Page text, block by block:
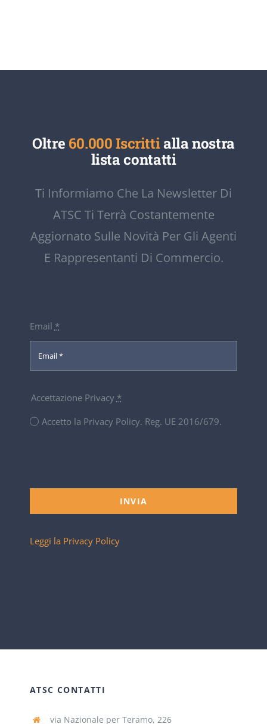
Oltre 60.000 Iscrittialla nostra
lista contatti
Ti Informiamo Che La Newsletter Di
ATSC Ti Terrà Costantemente
Aggiornato Sulle Novità Per Gli Agenti
E Rappresentanti Di Commercio.
Email *
Accettazione Privacy *
Accetto la Privacy Policy. Reg. UE 2016/679.
INVIA
Leggi la Privacy Policy
ATSC CONTATTI
via Nazionale per Teramo, 226